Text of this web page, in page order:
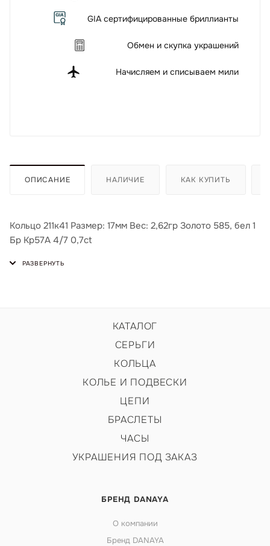
GIA сертифицированные бриллианты
Обмен и скупка украшений
Начисляем и списываем мили
ОПИСАНИЕ НАЛИЧИЕ КАК КУПИТЬ
Кольцо 211к41 Размер: 17мм Вес: 2,62гр Золото 585, бел 1
Бр Кр57А 4/7 0,7ct
КАТАЛОГ
СЕРЬГИ
КОЛЬЦА
КОЛЬЕ И ПОДВЕСКИ
ЦЕПИ
БРАСЛЕТЫ
ЧАСЫ
УКРАШЕНИЯ ПОД ЗАКАЗ
БРЕНД DANAYA
О компании
Бренд DANAYA